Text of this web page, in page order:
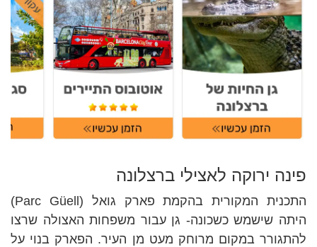
פינה ירוקה לאצילי ברצלונה
התכנית המקורית בהקמת פארק גואל (Parc Güell)
היתה שישמש כשכונה- גן עבור משפחות האצולה שרצו
להתגורר במקום מרוחק מעט מן העיר. הפארק בנוי על